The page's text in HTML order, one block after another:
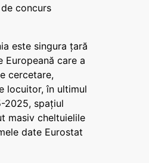
concurs
este singura țară
Europeană care a
cercetare,
locuitor, în ultimul
2025, spațiul
masiv cheltuielile
date Eurostat